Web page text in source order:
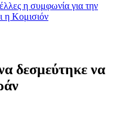
η συμφωνία για την
η Κομισιόν
δεσμεύτηκε να